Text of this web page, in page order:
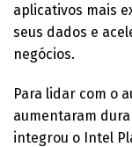
aplicativos mais
seus dados e
negócios.
Para lidar com o
aumentaram
integrou o Intel